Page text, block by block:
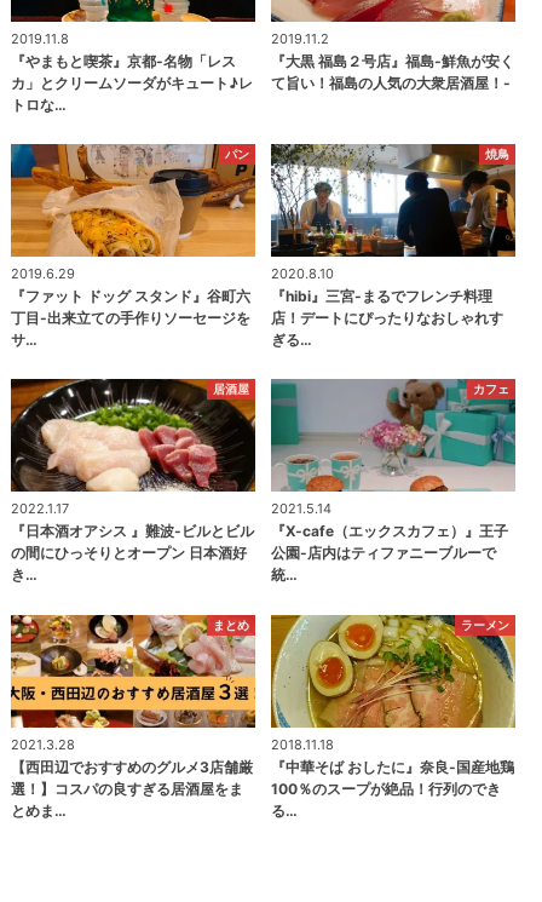
2019.11.8
『やまもと喫茶』京都-名物「レス
カ」とクリームソーダがキュート♪レ
トロな…
2019.11.2
『大黒 福島２号店』福島-鮮魚が安く
て旨い！福島の人気の大衆居酒屋！-
パン
2019.6.29
『ファット ドッグ スタンド』谷町六
丁目-出来立ての手作りソーセージを
サ…
焼鳥
2020.8.10
『hibi』三宮-まるでフレンチ料理
店！デートにぴったりなおしゃれす
ぎる…
居酒屋
2022.1.17
『日本酒オアシス 』難波-ビルとビル
の間にひっそりとオープン 日本酒好
き…
カフェ
2021.5.14
『X-cafe（エックスカフェ）』王子
公園-店内はティファニーブルーで
統…
まとめ
2021.3.28
【西田辺でおすすめのグルメ3店舗厳
選！】コスパの良すぎる居酒屋をま
とめま…
ラーメン
2018.11.18
『中華そば おしたに』奈良-国産地鶏
100％のスープが絶品！行列のでき
る…